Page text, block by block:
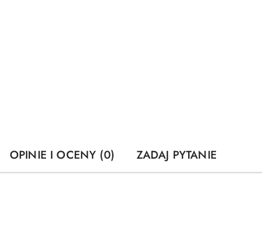
OPINIE I OCENY (0) ZADAJ PYTANIE